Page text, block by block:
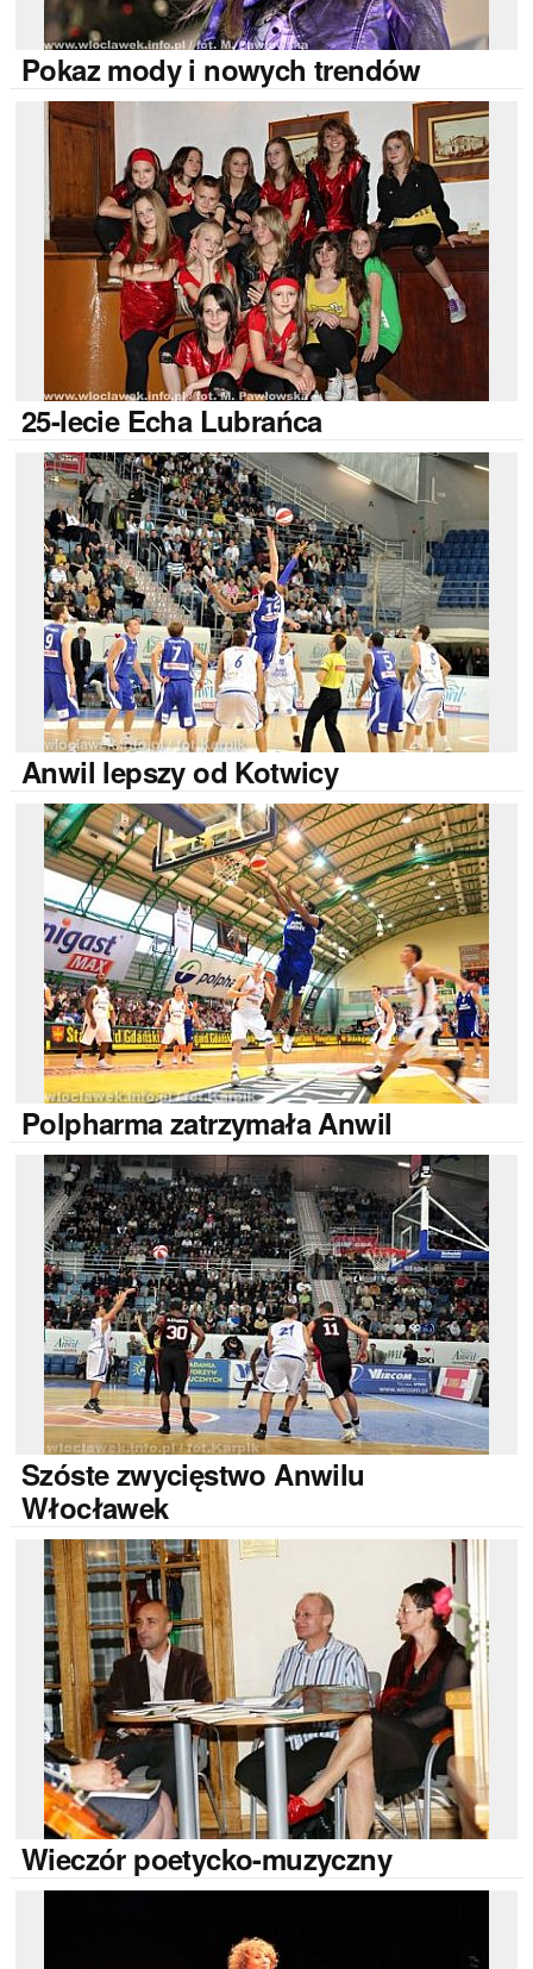
Pokazmody i nowych trendów
25-lecieEcha Lubrańca
Anwil lepszy od Kotwicy
Polpharmazatrzymała Anwil
Szóstezwycięstwo Anwilu
Włocławek
Wieczórpoetycko-muzyczny